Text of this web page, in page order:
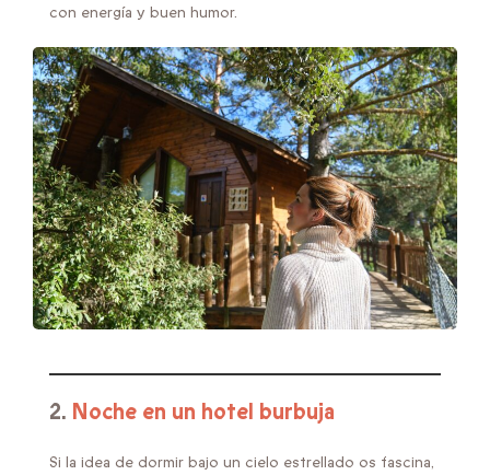
con energía y buen humor.
2. Noche en un hotel burbuja
Si la idea de dormir bajo un cielo estrellado os fascina,